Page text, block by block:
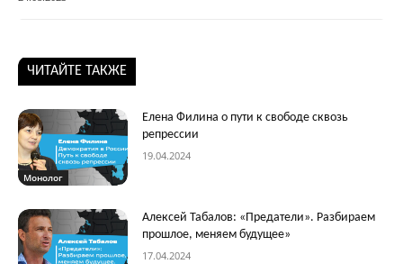
ЧИТАЙТЕ ТАКЖЕ
Монолог
Елена Филина о пути к свободе сквозь
репрессии
19.04.2024
Алексей Табалов: «Предатели». Разбираем
прошлое, меняем будущее»
17.04.2024